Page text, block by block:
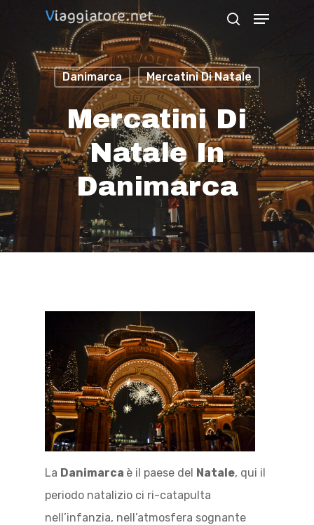
content
Menu
Danimarca Mercatini Di Natale
Mercatini Di
Natale In
Danimarca
La Danimarca è il paese del Natale, qui il
periodo natalizio ci ri-catapulta
nell’infanzia, nell’atmosfera sognante